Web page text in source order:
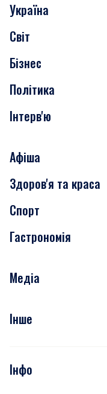
Скандали
Нерухомість
Транспорт
Україна
Світ
Бізнес
Політика
Інтерв'ю
Афіша
Сьогодні
Завтра
Субота
Здоров'я та краса
Медицина
Краса
Спорт
Гастрономія
Рецепти
Медіа
Фото
Подкасти
Інше
Тести
Інфо